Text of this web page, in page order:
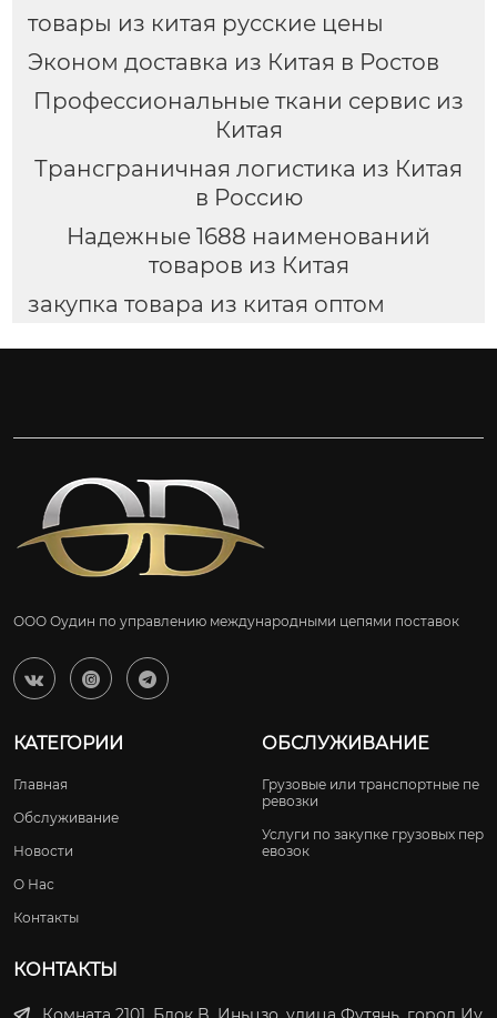
товары из китая русские цены
Эконом доставка из Китая в Ростов
Профессиональные ткани сервис из
Китая
Трансграничная логистика из Китая
в Россию
Надежные 1688 наименований
товаров из Китая
закупка товара из китая оптом
ООО Оудин по управлению международными цепями поставок
  
КАТЕГОРИИ
Главная
Обслуживание
Новости
О Нас
Контакты
ОБСЛУЖИВАНИЕ
Грузовые или транспортные пе
ревозки
Услуги по закупке грузовых пер
евозок
КОНТАКТЫ